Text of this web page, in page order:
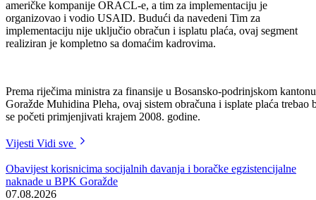
U organizaciji Ministarstva za finansije Bosansko-podrinjskog
kantona Goražde održana je prezentacija aplikacije za trezorski način
firme OCEAN d.o.o. iz Sarajeva, nosioci izrade pomenute aplikacije.
Trezorski način poslovanja u Federaciji Bosne i Hercegovine uveden